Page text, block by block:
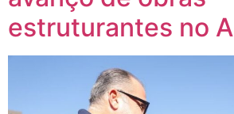
estruturantes no